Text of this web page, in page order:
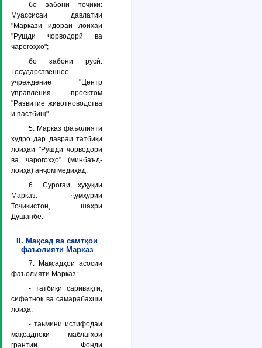
бо забони тоҷикӣ:
Муассисаи давлатии
"Маркази идораи лоиҳаи
"Рушди чорводорӣ ва
чарогоҳҳо";
бо забони русӣ:
Государственное
учреждение "Центр
управления проектом
"Развитие животноводства
и пастбищ".
5. Марказ фаъолияти
худро дар давраи татбиқи
лоиҳаи "Рушди чорводорӣ
ва чарогоҳҳо" (минбаъд-
лоиҳа) анҷом медиҳад.
6. Суроғаи ҳуқуқии
Марказ: Ҷумҳурии
Тоҷикистон, шаҳри
Душанбе.
II. Мақсад ва самтҳои
фаъолияти Марказ
7. Мақсадҳои асосии
фаъолияти Марказ:
- татбиқи саривақтӣ,
сифатнок ва самарабахши
лоиҳа;
- таьмини истифодаи
мақсадноки маблағҳои
грантии Фонди